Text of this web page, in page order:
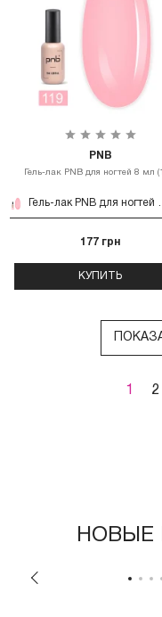
PNB
Гель-лак PNB для ногтей 8 мл
Гель-
177 грн
КУПИТЬ
1 2
НОВЫЕ